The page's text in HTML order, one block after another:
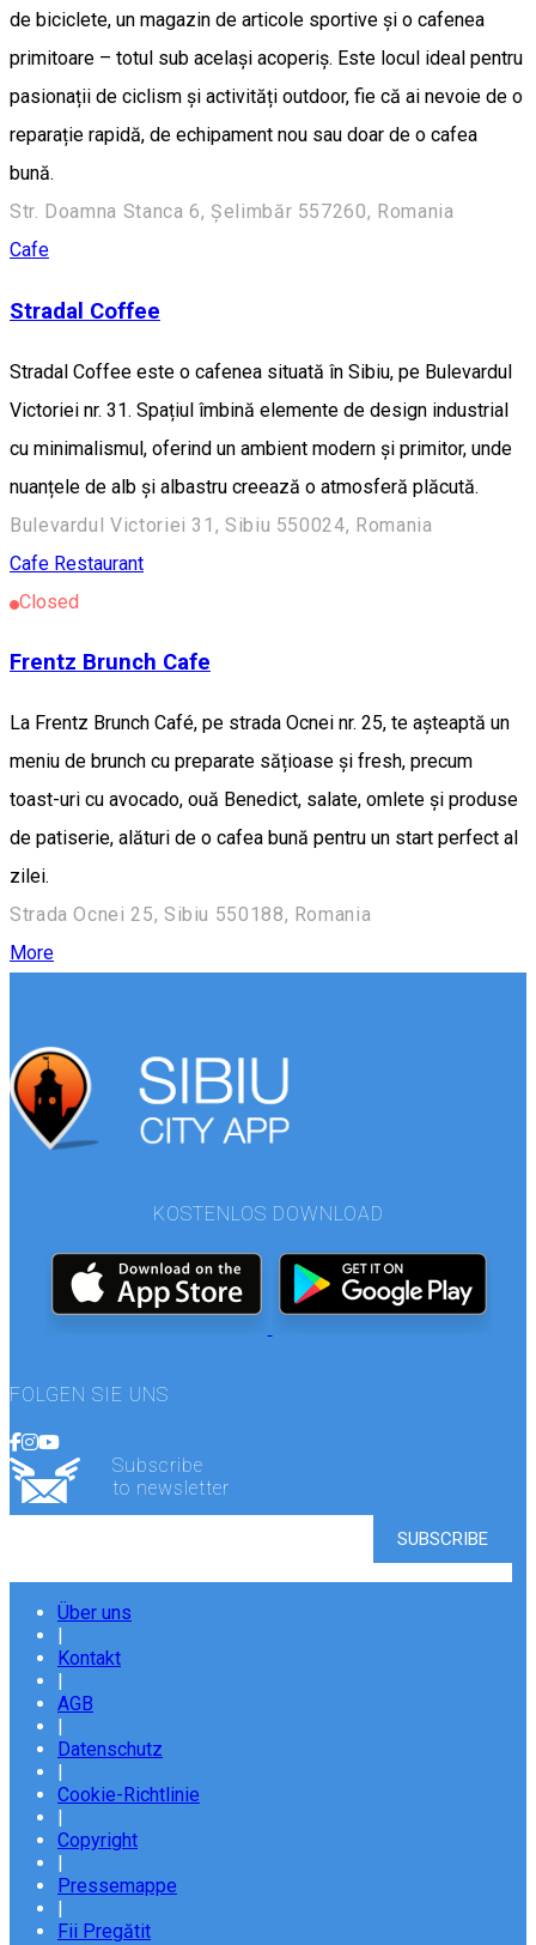
de biciclete, un magazin de articole sportive și o cafenea
primitoare – totul sub același acoperiș. Este locul ideal pentru
pasionații de ciclism și activități outdoor, fie că ai nevoie de o
reparație rapidă, de echipament nou sau doar de o cafea
bună.
Str. Doamna Stanca 6, Șelimbăr 557260, Romania
Cafe
Stradal Coffee
Stradal Coffee este o cafenea situată în Sibiu, pe Bulevardul
Victoriei nr. 31. Spațiul îmbină elemente de design industrial
cu minimalismul, oferind un ambient modern și primitor, unde
nuanțele de alb și albastru creează o atmosferă plăcută.
Bulevardul Victoriei 31, Sibiu 550024, Romania
Cafe Restaurant
Closed
Frentz Brunch Cafe
La Frentz Brunch Café, pe strada Ocnei nr. 25, te așteaptă un
meniu de brunch cu preparate sățioase și fresh, precum
toast-uri cu avocado, ouă Benedict, salate, omlete și produse
de patiserie, alături de o cafea bună pentru un start perfect al
zilei.
Strada Ocnei 25, Sibiu 550188, Romania
More
KOSTENLOS DOWNLOAD
FOLGEN SIE UNS
Subscribe
to newsletter
Über uns
|
Kontakt
|
AGB
|
Datenschutz
|
Cookie-Richtlinie
|
Copyright
|
Pressemappe
|
Fii Pregătit